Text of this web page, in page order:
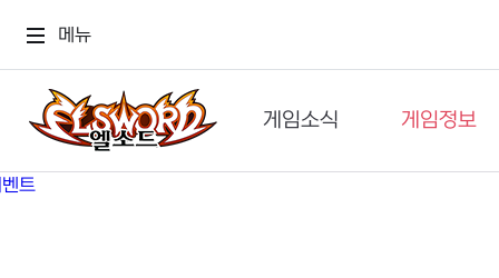
메뉴
게임소식
공지사항
게임정보
세계관